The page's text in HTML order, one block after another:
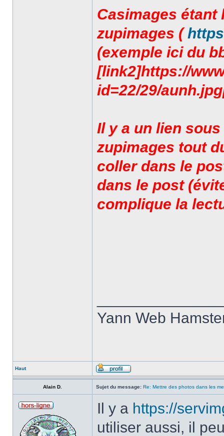
Casimages
zupimages (
(exemple ici du
[link2]https://
id=22/29/
Il y a un lien
zupimages tout
coller dans le
dans le post
complique la
Yann Web
Haut
Alain D. Sujet du message: Re: Mettre des photos dans les
Il y a https://
utiliser aussi, il